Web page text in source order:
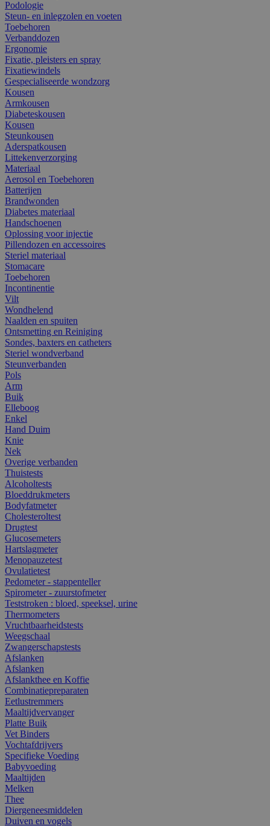
Podologie
Steun- en inlegzolen en voeten
Toebehoren
Verbanddozen
Ergonomie
Fixatie, pleisters en spray
Fixatiewindels
Gespecialiseerde wondzorg
Kousen
Armkousen
Diabeteskousen
Kousen
Steunkousen
Aderspatkousen
Littekenverzorging
Materiaal
Aerosol en Toebehoren
Batterijen
Brandwonden
Diabetes materiaal
Handschoenen
Oplossing voor injectie
Pillendozen en accessoires
Steriel materiaal
Stomacare
Toebehoren
Incontinentie
Vilt
Wondhelend
Naalden en spuiten
Ontsmetting en Reiniging
Sondes, baxters en catheters
Steriel wondverband
Steunverbanden
Pols
Arm
Buik
Elleboog
Enkel
Hand Duim
Knie
Nek
Overige verbanden
Thuistests
Alcoholtests
Bloeddrukmeters
Bodyfatmeter
Cholesteroltest
Drugtest
Glucosemeters
Hartslagmeter
Menopauzetest
Ovulatietest
Pedometer - stappenteller
Spirometer - zuurstofmeter
Teststroken : bloed, speeksel, urine
Thermometers
Vruchtbaarheidstests
Weegschaal
Zwangerschapstests
Afslanken
Afslanken
Afslankthee en Koffie
Combinatiepreparaten
Eetlustremmers
Maaltijdvervanger
Platte Buik
Vet Binders
Vochtafdrijvers
Specifieke Voeding
Babyvoeding
Maaltijden
Melken
Thee
Diergeneesmiddelen
Duiven en vogels